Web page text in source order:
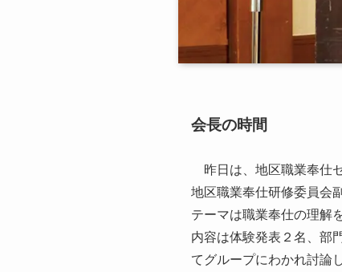
会長の時間
昨日は、地区職業奉仕
地区職業奉仕研修委員会
テーマは職業奉仕の理解
内容は体験発表２名、部
てグループにわかれ討論